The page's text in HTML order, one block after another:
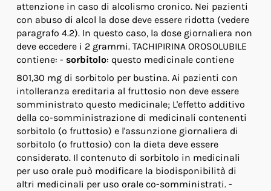
attenzione in caso di alcolismo cronico. Nei pazienti
con abuso di alcol la dose deve essere ridotta (vedere
paragrafo 4.2). In questo caso, la dose giornaliera non
deve eccedere i 2 grammi. TACHIPIRINA OROSOLUBILE
contiene: - sorbitolo: questo medicinale contiene
801,30 mg di sorbitolo per bustina. Ai pazienti con
intolleranza ereditaria al fruttosio non deve essere
somministrato questo medicinale; L'effetto additivo
della co-somministrazione di medicinali contenenti
sorbitolo (o fruttosio) e l'assunzione giornaliera di
sorbitolo (o fruttosio) con la dieta deve essere
considerato. Il contenuto di sorbitolo in medicinali
per uso orale può modificare la biodisponibilità di
altri medicinali per uso orale co-somministrati. -